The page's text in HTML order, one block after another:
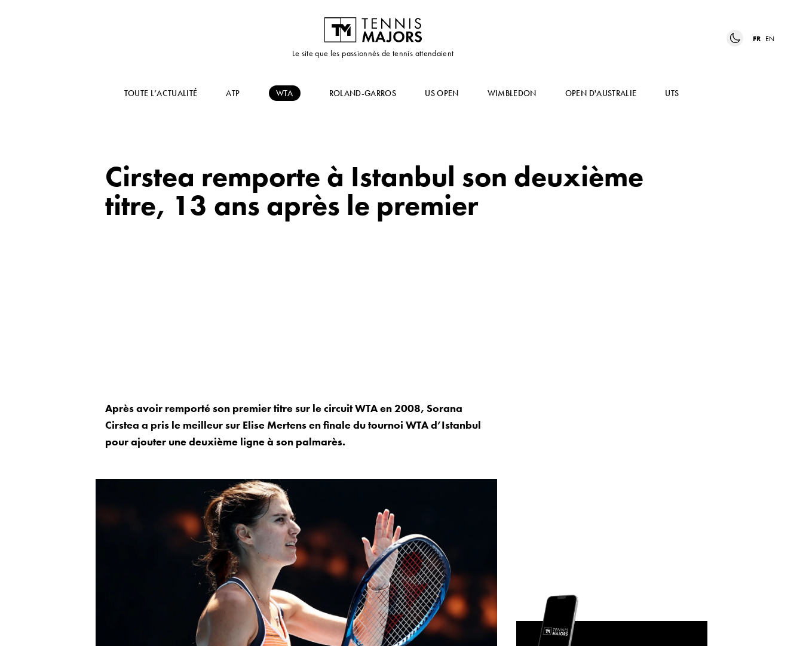
Le site que les passionnés de tennis attendaient
FR EN
TOUTE L’ACTUALITÉ ATP WTA ROLAND-GARROS US OPEN WIMBLEDON OPEN D'AUSTRALIE UTS
Cirstea remporte à Istanbul son deuxième
titre, 13 ans après le premier
Après avoir remporté son premier titre sur le circuit WTA en 2008, Sorana
Cirstea a pris le meilleur sur Elise Mertens en finale du tournoi WTA d’Istanbul
pour ajouter une deuxième ligne à son palmarès.